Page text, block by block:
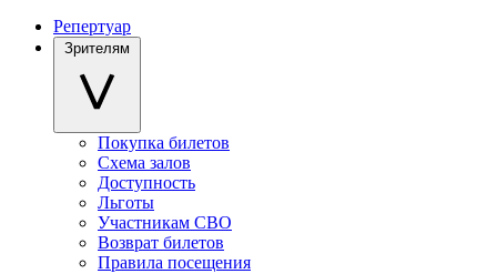
Репертуар
Зрителям
Покупка билетов
Схема залов
Доступность
Льготы
Участникам СВО
Возврат билетов
Правила посещения